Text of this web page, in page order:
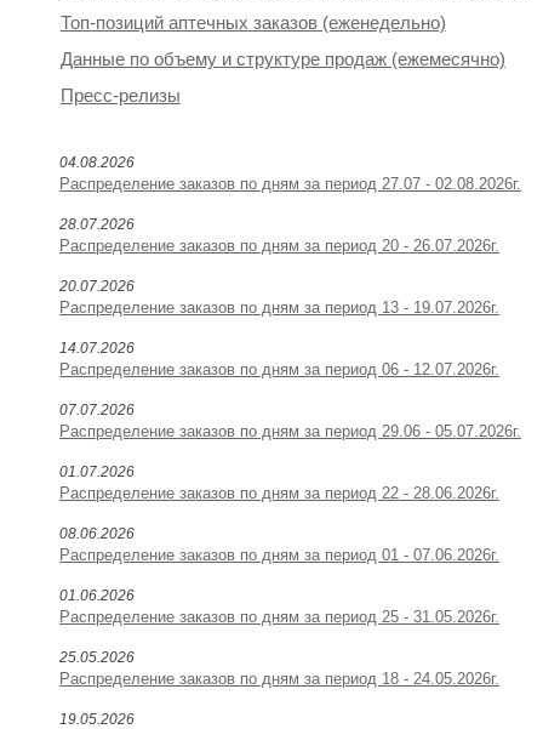
Топ-позиций аптечных заказов (еженедельно)
Данные по объему и структуре продаж (ежемесячно)
Пресс-релизы
04.08.2026
Распределение заказов по дням за период 27.07 - 02.08.2026г.
28.07.2026
Распределение заказов по дням за период 20 - 26.07.2026г.
20.07.2026
Распределение заказов по дням за период 13 - 19.07.2026г.
14.07.2026
Распределение заказов по дням за период 06 - 12.07.2026г.
07.07.2026
Распределение заказов по дням за период 29.06 - 05.07.2026г.
01.07.2026
Распределение заказов по дням за период 22 - 28.06.2026г.
08.06.2026
Распределение заказов по дням за период 01 - 07.06.2026г.
01.06.2026
Распределение заказов по дням за период 25 - 31.05.2026г.
25.05.2026
Распределение заказов по дням за период 18 - 24.05.2026г.
19.05.2026